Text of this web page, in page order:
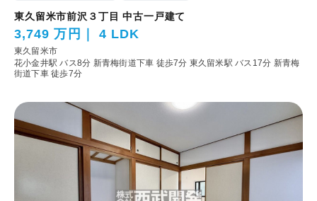
東久留米市前沢３丁目 中古一戸建て
3,749 万円 4 LDK
東久留米市
花小金井駅 バス8分 新青梅街道下車 徒歩7分 東久留米駅 バス17分 新青梅
街道下車 徒歩7分